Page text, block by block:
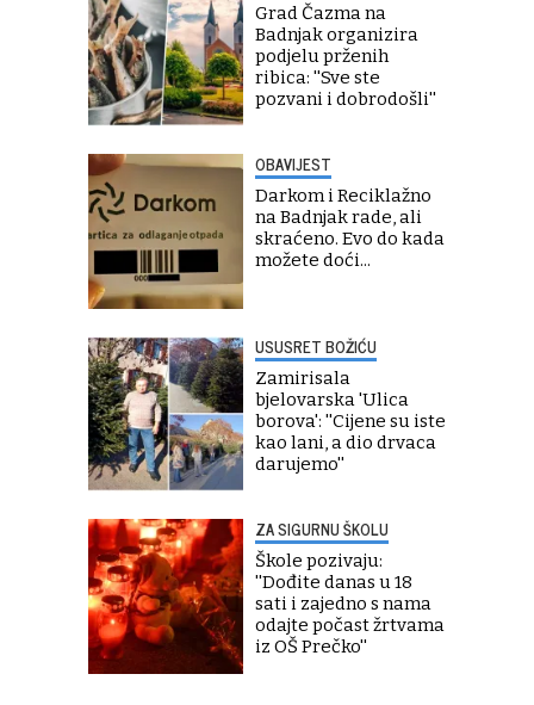
Grad Čazma na
Badnjak organizira
podjelu prženih
ribica: ''Sve ste
pozvani i dobrodošli''
OBAVIJEST
Darkom i Reciklažno
na Badnjak rade, ali
skraćeno. Evo do kada
možete doći...
USUSRET BOŽIĆU
Zamirisala
bjelovarska 'Ulica
borova': ''Cijene su iste
kao lani, a dio drvaca
darujemo''
ZA SIGURNU ŠKOLU
Škole pozivaju:
''Dođite danas u 18
sati i zajedno s nama
odajte počast žrtvama
iz OŠ Prečko''